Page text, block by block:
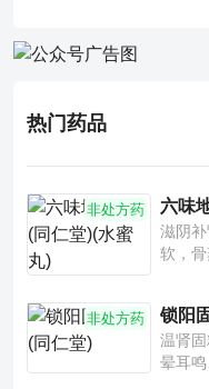
热门药品
非处方药 六味
滋阴
软，骨
非处方药 锁阳
温肾
晕耳鸣